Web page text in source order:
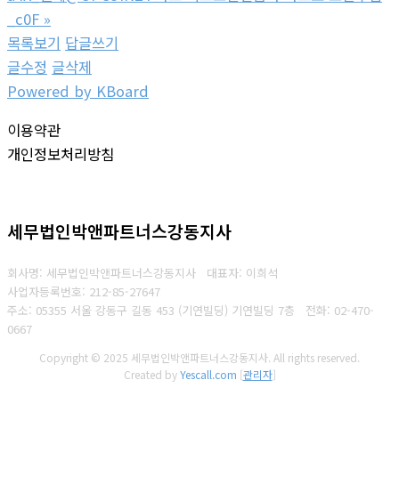
_c0F »
목록보기 답글쓰기
글수정 글삭제
Powered by KBoard
이용약관
개인정보처리방침
세무법인박앤파트너스강동지사
회사명: 세무법인박앤파트너스강동지사 대표자: 이희석
사업자등록번호: 212-85-27647
주소: 05355 서울 강동구 길동 453 (기연빌딩) 기연빌딩 7층 전화: 02-470-
0667
Copyright © 2025 세무법인박앤파트너스강동지사. All rights reserved.
Created byYescall.com [관리자]